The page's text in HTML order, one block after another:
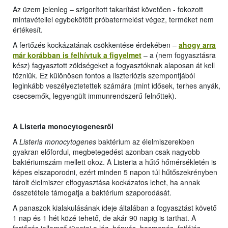
Az üzem jelenleg – szigorított takarítást követően - fokozott
mintavétellel egybekötött próbatermelést végez, terméket nem
értékesít.
A fertőzés kockázatának csökkentése érdekében – ahogy arra
már korábban is felhívtuk a figyelmet – a (nem fogyasztásra
kész) fagyasztott zöldségeket a fogyasztóknak alaposan át kell
főzniük. Ez különösen fontos a liszteriózis szempontjából
leginkább veszélyeztetettek számára (mint idősek, terhes anyák,
csecsemők, legyengült immunrendszerű felnőttek).
A Listeria monocytogenesről
A Listeria monocytogenes baktérium az élelmiszerekben
gyakran előfordul, megbetegedést azonban csak nagyobb
baktériumszám mellett okoz. A Listeria a hűtő hőmérsékletén is
képes elszaporodni, ezért minden 5 napon túl hűtőszekrényben
tárolt élelmiszer elfogyasztása kockázatos lehet, ha annak
összetétele támogatja a baktérium szaporodását.
A panaszok kialakulásának ideje általában a fogyasztást követő
1 nap és 1 hét közé tehető, de akár 90 napig is tarthat. A